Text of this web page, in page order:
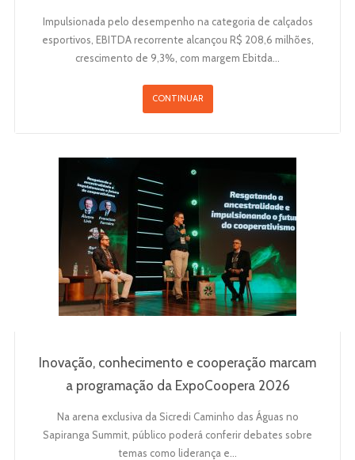
Impulsionada pelo desempenho na categoria de calçados
esportivos, EBITDA recorrente alcançou R$ 208,6 milhões,
crescimento de 9,3%, com margem Ebitda…
CONTINUAR
Inovação, conhecimento e cooperação marcam
a programação da ExpoCoopera 2026
Na arena exclusiva da Sicredi Caminho das Águas no
Sapiranga Summit, público poderá conferir debates sobre
temas como liderança e…